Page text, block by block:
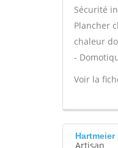
Sécurité
Plancher
chaleur
-
Voir la
Artisan